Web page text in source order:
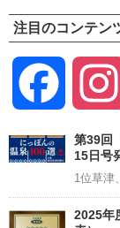
注目のコンテン
Facebook
第39回
15日号
1位草津
2025年